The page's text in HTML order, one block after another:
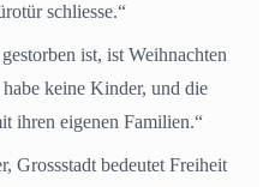
schliesse.“
ist, ist Weihnachten
keine Kinder, und die
ihren eigenen Familien.“
Grossstadt bedeutet Freiheit